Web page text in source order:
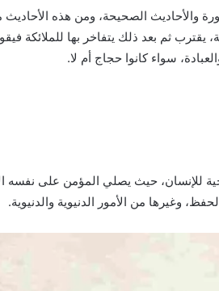
والأحاديث الصحيحة، ومن هذه
ثم بعد ذلك يتفاخر بها للملائكة
سواء كانوا حجاج أم لا.
للإنسان، حيث يصلي المؤمن على نفسه
وغيرها من الأمور الدنيوية والدنيوية.